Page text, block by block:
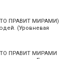
ПРАВИТ МИРАМИ)
(Уровневая
ПРАВИТ МИРАМИ